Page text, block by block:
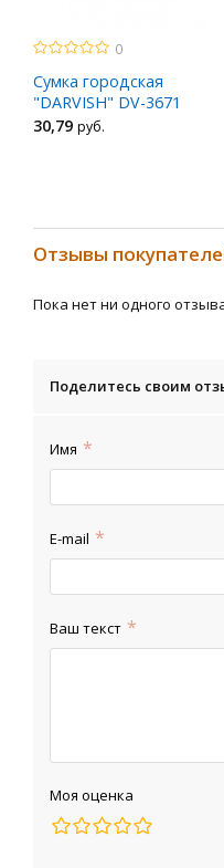
0
Сумка городская
"DARVISH" DV-3671
30,79 руб.
Отзывы
Пока нет ни одного
Поделитесь своим
Имя
E-mail
Ваш текст
Моя оценка